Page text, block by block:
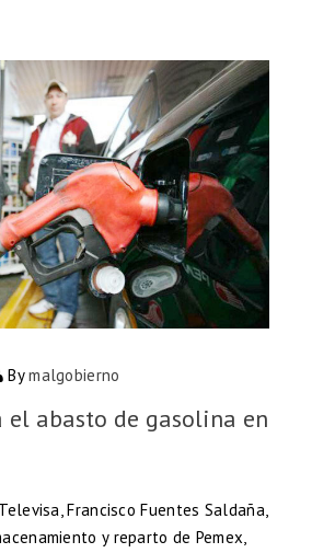
Bymalgobierno
el abasto de gasolina en
Francisco Fuentes Saldaña,
y reparto de Pemex,